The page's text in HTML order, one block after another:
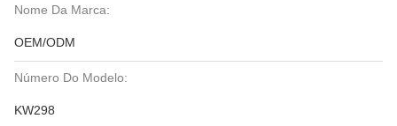
Nome Da Marca:
OEM/ODM
Número Do Modelo:
KW298